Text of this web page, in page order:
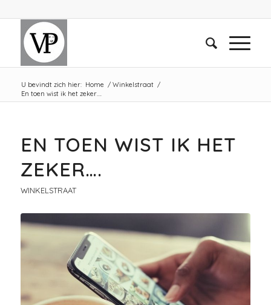
U bevindt zich hier: Home / Winkelstraat /
En toen wist ik het zeker….
EN TOEN WIST IK HET
ZEKER….
WINKELSTRAAT